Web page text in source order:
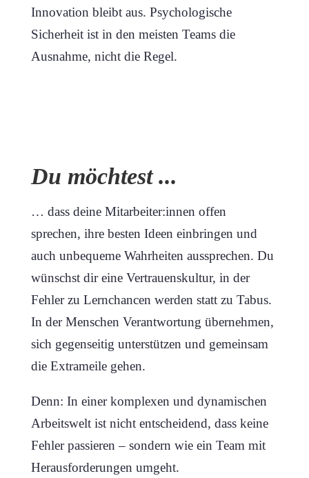
Innovation bleibt aus. Psychologische
Sicherheit ist in den meisten Teams die
Ausnahme, nicht die Regel.
Du möchtest ...
… dass deine Mitarbeiter:innen offen
sprechen, ihre besten Ideen einbringen und
auch unbequeme Wahrheiten aussprechen. Du
wünschst dir eine Vertrauenskultur, in der
Fehler zu Lernchancen werden statt zu Tabus.
In der Menschen Verantwortung übernehmen,
sich gegenseitig unterstützen und gemeinsam
die Extrameile gehen.
Denn: In einer komplexen und dynamischen
Arbeitswelt ist nicht entscheidend, dass keine
Fehler passieren – sondern wie ein Team mit
Herausforderungen umgeht.